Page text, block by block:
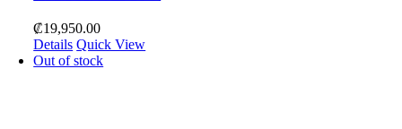
₡19,950.00
Details Quick View
Out of stock